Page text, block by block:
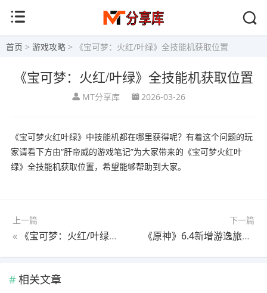
首页 > 游戏攻略 > 《宝可梦：火红/叶绿》全技能机获取位置
《宝可梦：火红/叶绿》全技能机获取位置
MT分享库 2026-03-26
《宝可梦火红叶绿》中技能机都在哪里获得呢？有着这个问题的玩
家请看下方由“肝帝威的游戏笔记”为大家带来的《宝可梦火红叶
绿》全技能机获取位置，希望能够帮助到大家。
上一篇
« 《宝可梦：火红/叶绿》宝可梦获取方法一览
下一篇
《原神》6.4新增游逸旅闻一览
相关文章